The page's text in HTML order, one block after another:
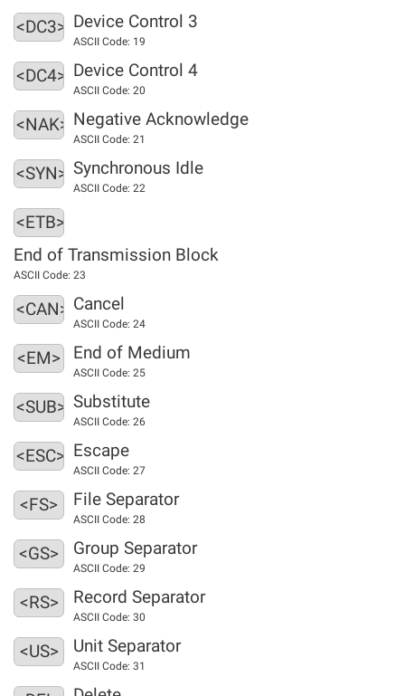
<DC3> Device Control 3
ASCII Code: 19
<DC4> Device Control 4
ASCII Code: 20
<NAK> Negative Acknowledge
ASCII Code: 21
<SYN> Synchronous Idle
ASCII Code: 22
<ETB>
End of Transmission Block
ASCII Code: 23
<CAN> Cancel
ASCII Code: 24
<EM> End of Medium
ASCII Code: 25
<SUB> Substitute
ASCII Code: 26
<ESC> Escape
ASCII Code: 27
<FS> File Separator
ASCII Code: 28
<GS> Group Separator
ASCII Code: 29
<RS> Record Separator
ASCII Code: 30
<US> Unit Separator
ASCII Code: 31